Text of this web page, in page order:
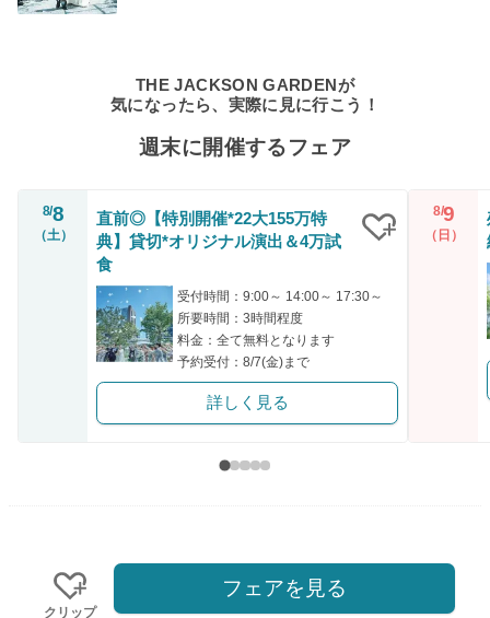
THE JACKSON GARDENが
気になったら、実際に見に行こう！
週末に開催するフェア
8/8
（土）
直前◎【特別開催*22大155万特
典】貸切*オリジナル演出＆4万試
食
受付時間：9:00～ 14:00～ 17:30～
所要時間：3時間程度
料金：全て無料となります
予約受付：8/7(金)まで
詳しく見る
8/9
（日）
クリップ
フェアを見る